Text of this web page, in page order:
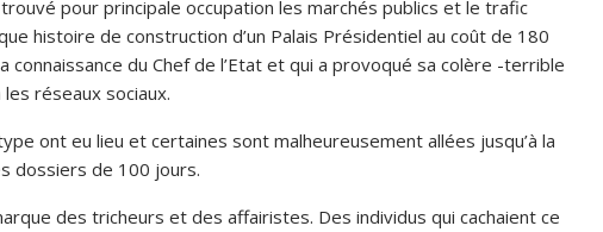
pour principale occupation les marchés publics et le trafic
histoire de construction d’un Palais Présidentiel au coût de 180
connaissance du Chef de l’Etat et qui a provoqué sa colère -terrible
réseaux sociaux.
eu lieu et certaines sont malheureusement allées jusqu’à la
dossiers de 100 jours.
des tricheurs et des affairistes. Des individus qui cachaient ce